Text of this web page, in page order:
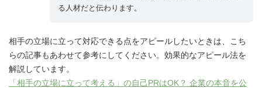
る人材だと伝わります。
相手の立場に立って対応できる点をアピールしたいときは、こち
らの記事もあわせて参考にしてください。効果的なアピール法を
解説しています。
「相手の立場に立って考える」の自己PRはOK？ 企業の本音を公